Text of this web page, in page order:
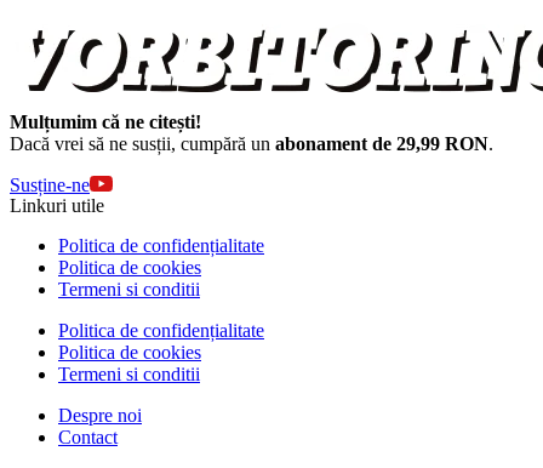
Mulțumim că ne citești!
Dacă vrei să ne susții, cumpără un abonament de 29,99 RON.
Susține-ne
Linkuri utile
Politica de confidențialitate
Politica de cookies
Termeni si conditii
Politica de confidențialitate
Politica de cookies
Termeni si conditii
Despre noi
Contact